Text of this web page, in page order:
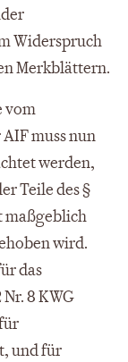
Widerspruch
Merkblättern.
vom
muss nun
werden,
Teile des §
maßgeblich
wird.
das
Nr. 8 KWG
und für